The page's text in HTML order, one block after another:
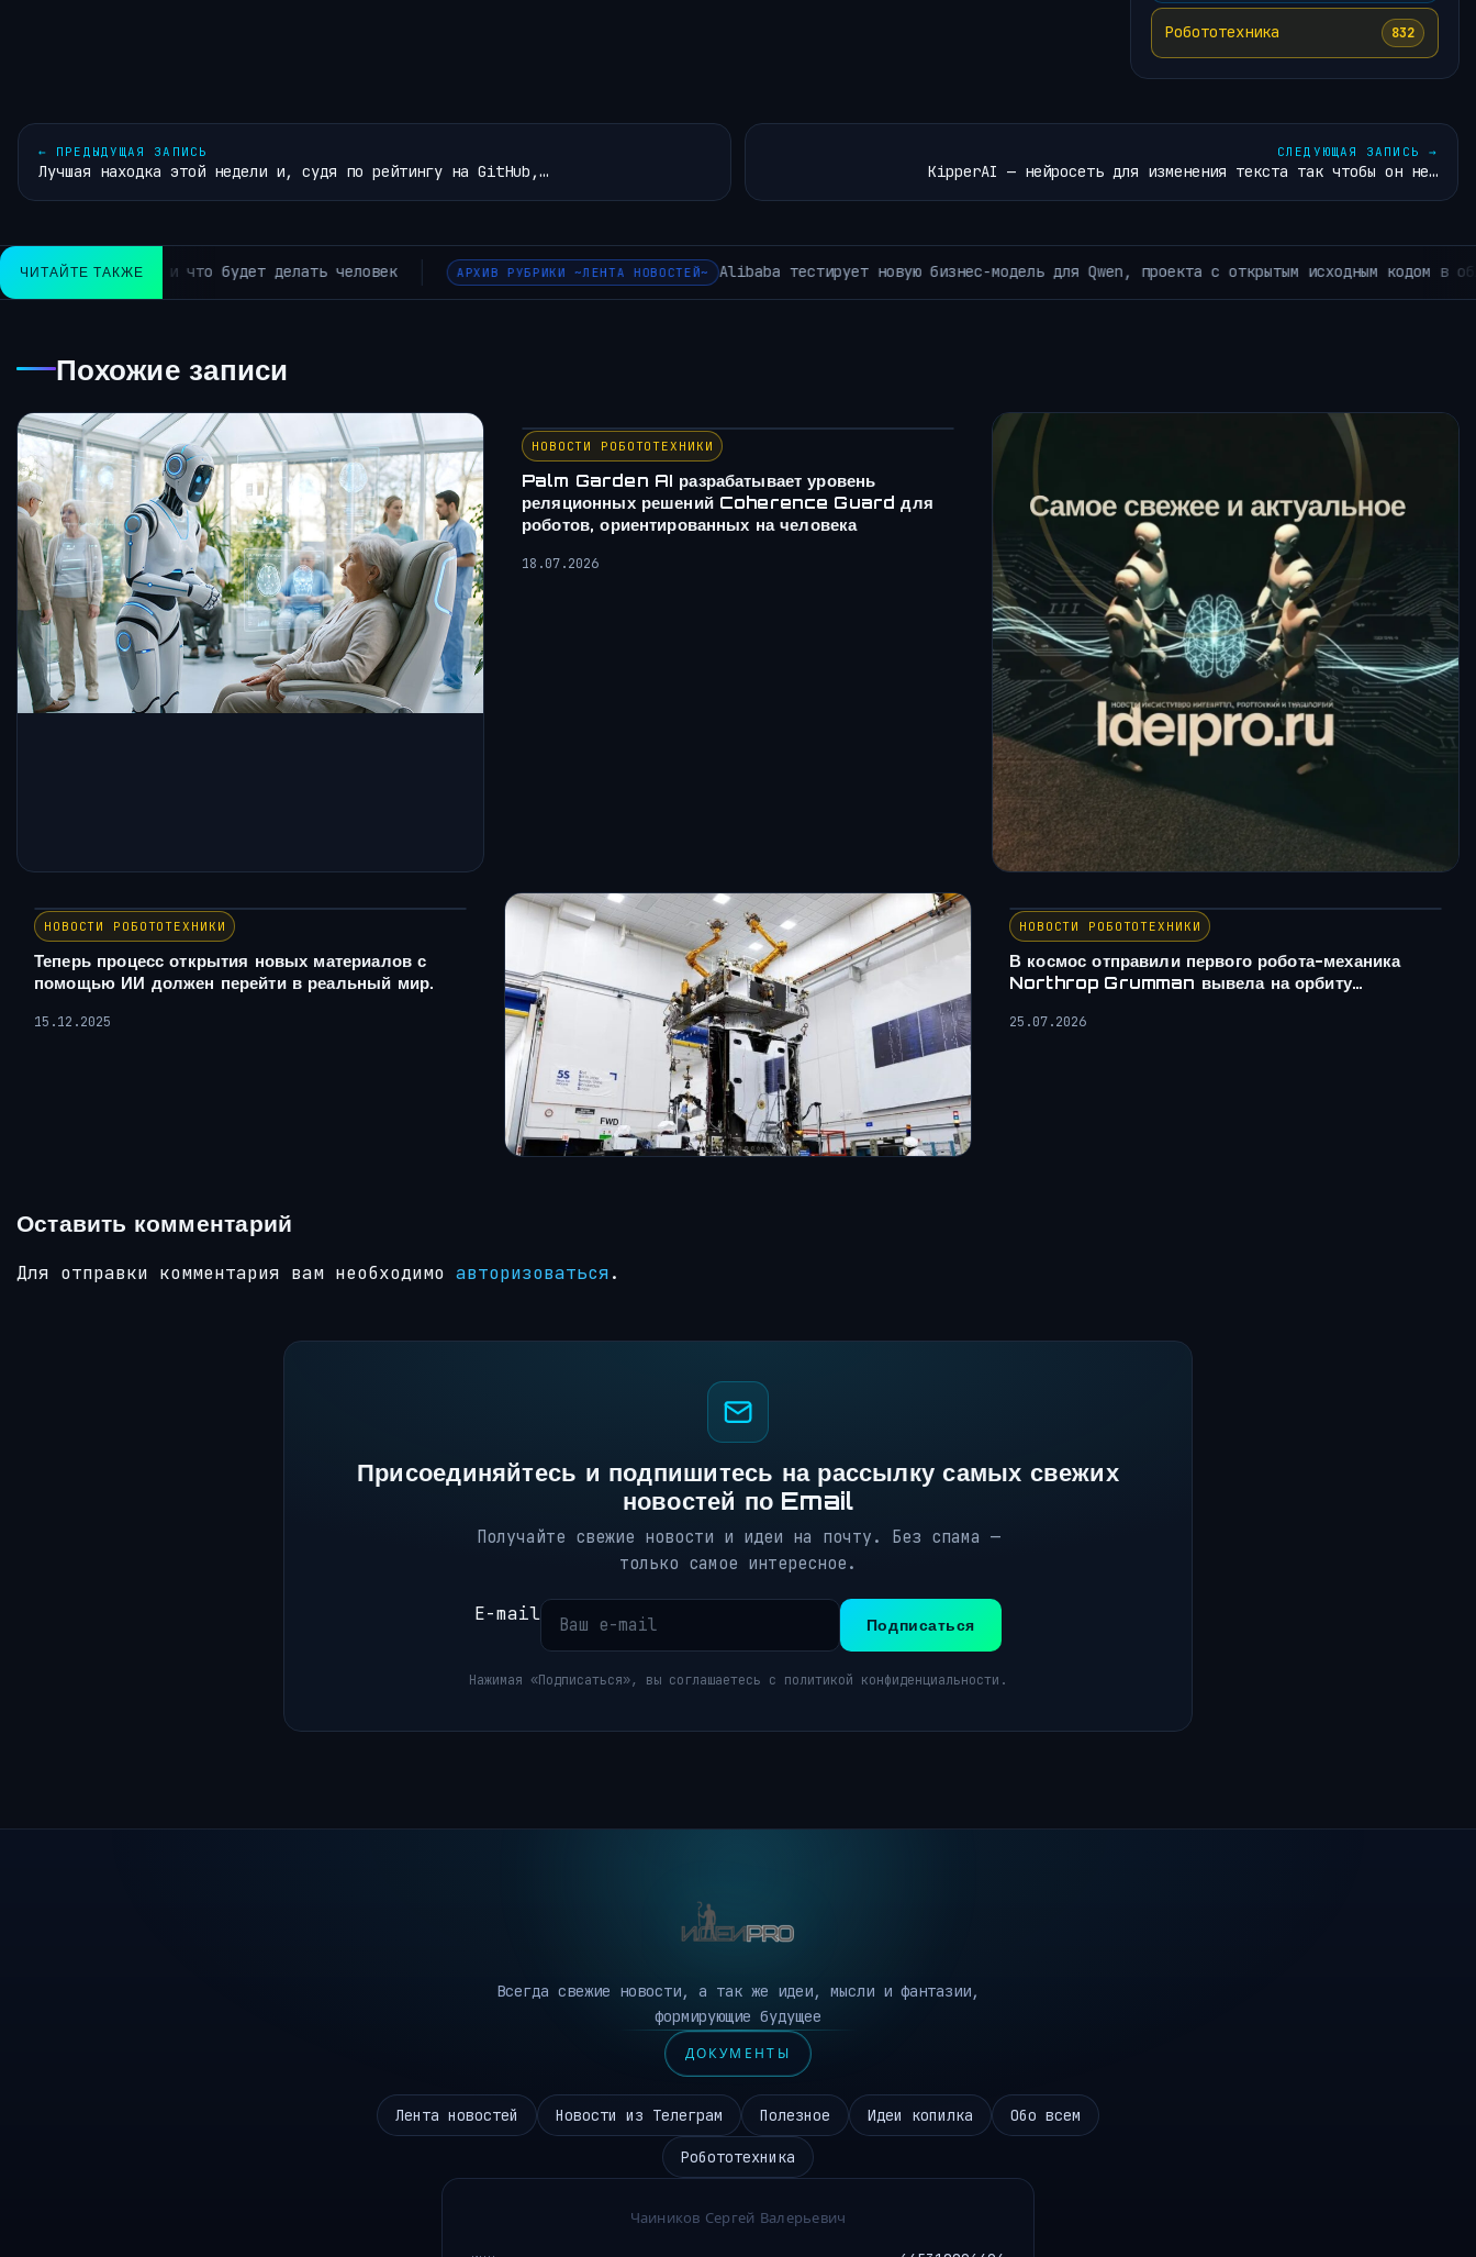
Робототехника 832
← ПРЕДЫДУЩАЯ ЗАПИСЬ
Лучшая находка этой недели и, судя по рейтингу на GitHub,…
СЛЕДУЮЩАЯ ЗАПИСЬ →
KipperAI — нейросеть для изменения текста так чтобы он не…
ЧИТАЙТЕ ТАКЖЕ
АРХИВ РУБРИКИ ~ЛЕНТА НОВОСТЕЙ~ Alibaba тестирует новую бизнес-модель для Qwen, проекта с открытым исходным кодом в области искусственного интеллекта. АРХИВ
Похожие записи
НОВОСТИ РОБОТОТЕХНИКИ
Palm Garden AI разрабатывает уровень
реляционных решений Coherence Guard для
роботов, ориентированных на человека
18.07.2026
НОВОСТИ РОБОТОТЕХНИКИ
Теперь процесс открытия новых материалов с
помощью ИИ должен перейти в реальный мир.
15.12.2025
НОВОСТИ РОБОТОТЕХНИКИ
В космос отправили первого робота-механика
Northrop Grumman вывела на орбиту…
25.07.2026
Оставить комментарий
Для отправки комментария вам необходимо авторизоваться.
Присоединяйтесь и подпишитесь на рассылку самых свежих
новостей по Email
Получайте свежие новости и идеи на почту. Без спама —
только самое интересное.
E-mail Подписаться
Нажимая «Подписаться», вы соглашаетесь с политикой конфиденциальности.
Всегда свежие новости, а так же идеи, мысли и фантазии,
формирующие будущее
ДОКУМЕНТЫ
Лента новостей Новости из Телеграм Полезное Идеи копилка Обо всем
Робототехника
Чаиников Сергей Валерьевич